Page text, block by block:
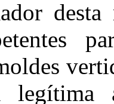
legítima